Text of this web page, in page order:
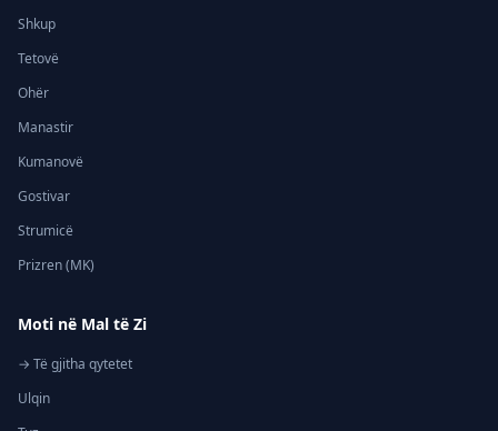
Shkup
Tetovë
Ohër
Manastir
Kumanovë
Gostivar
Strumicë
Prizren (MK)
Moti në Mal të Zi
→ Të gjitha qytetet
Ulqin